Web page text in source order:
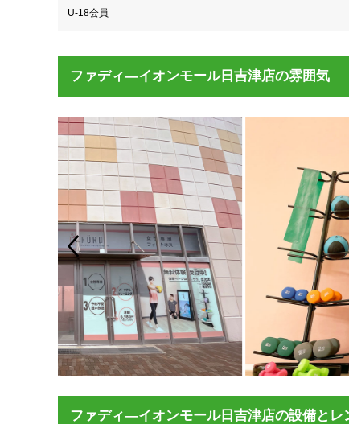
U-18会員
ファディ―イオンモール日吉津店の雰囲気
ファディ―イオンモール日吉津店の設備とレ